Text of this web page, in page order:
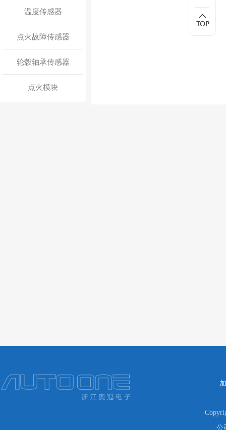
温度传感器
点火故障传感器
轮毂轴承传感器
点火模块
公